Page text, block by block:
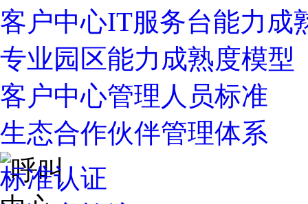
客户中心IT服务台能力成
专业园区能力成熟度模型
客户中心管理人员标准
生态合作伙伴管理体系
标准认证